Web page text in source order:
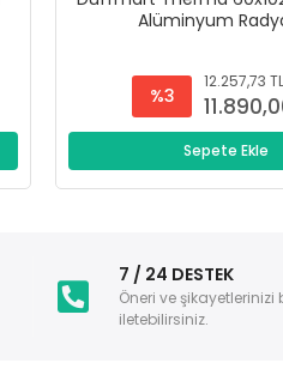
Alüminyum
%3
12.257,73 TL
Sepete Ekle
7 / 24 DESTEK
Öneri ve şikayetlerinizi
iletebilirsiniz.